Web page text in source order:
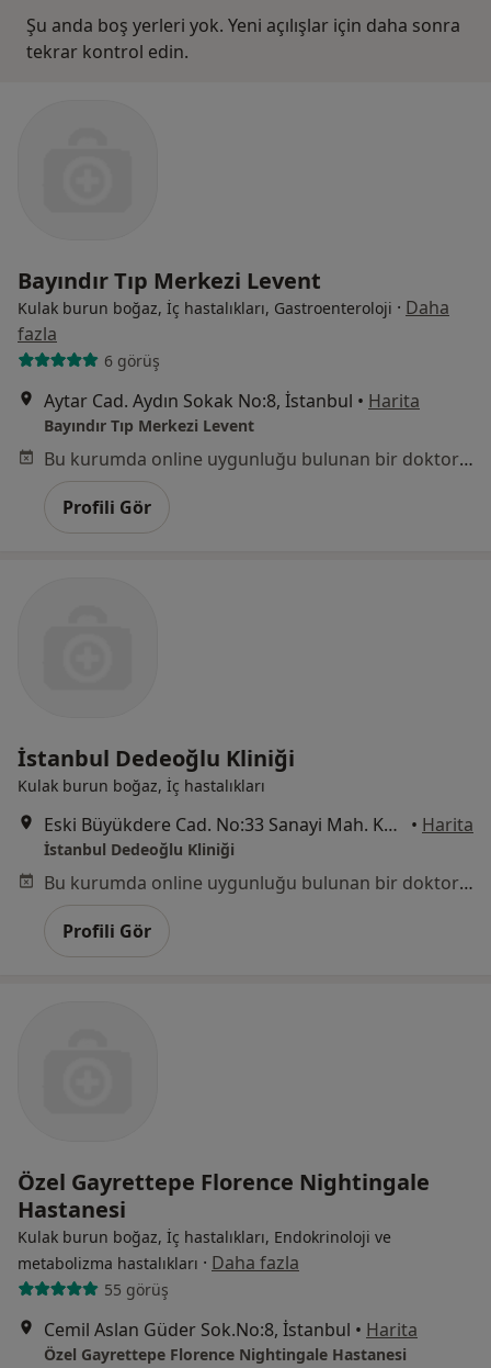
Şu anda boş yerleri yok. Yeni açılışlar için daha sonra
tekrar kontrol edin.
Bayındır Tıp Merkezi Levent
Kulak burun boğaz, İç hastalıkları, Gastroenteroloji · Daha
fazla
6 görüş
Aytar Cad. Aydın Sokak No:8, İstanbul • Harita
Bayındır Tıp Merkezi Levent
Bu kurumda online uygunluğu bulunan bir doktor veya uzman bulunamadı
Profili Gör
İstanbul Dedeoğlu Kliniği
Kulak burun boğaz, İç hastalıkları
Eski Büyükdere Cad. No:33 Sanayi Mah. Kağıthane, İstanbul • Harita
İstanbul Dedeoğlu Kliniği
Bu kurumda online uygunluğu bulunan bir doktor veya uzman bulunamadı
Profili Gör
Özel Gayrettepe Florence Nightingale
Hastanesi
Kulak burun boğaz, İç hastalıkları, Endokrinoloji ve
metabolizma hastalıkları · Daha fazla
55 görüş
Cemil Aslan Güder Sok.No:8, İstanbul • Harita
Özel Gayrettepe Florence Nightingale Hastanesi